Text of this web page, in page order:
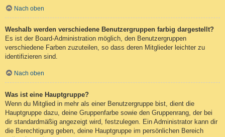
Nach oben
Weshalb werden verschiedene Benutzergruppen farbig dargestellt?
Es ist der Board-Administration möglich, den Benutzergruppen
verschiedene Farben zuzuteilen, so dass deren Mitglieder leichter zu
identifizieren sind.
Nach oben
Was ist eine Hauptgruppe?
Wenn du Mitglied in mehr als einer Benutzergruppe bist, dient die
Hauptgruppe dazu, deine Gruppenfarbe sowie den Gruppenrang, der bei
dir standardmäßig angezeigt wird, festzulegen. Ein Administrator kann dir
die Berechtigung geben, deine Hauptgruppe im persönlichen Bereich